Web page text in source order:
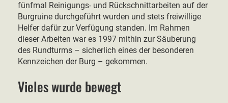
fünfmal Reinigungs- und Rückschnittarbeiten auf der
Burgruine durchgeführt wurden und stets freiwillige
Helfer dafür zur Verfügung standen. Im Rahmen
dieser Arbeiten war es 1997 mithin zur Säuberung
des Rundturms – sicherlich eines der besonderen
Kennzeichen der Burg – gekommen.
Vieles wurde bewegt